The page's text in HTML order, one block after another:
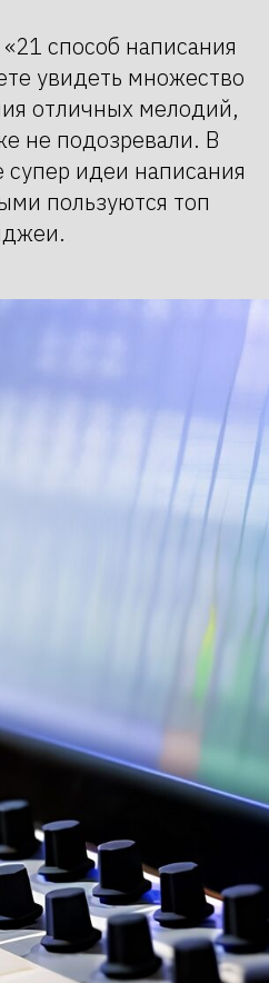
способ написания
увидеть множество
отличных мелодий,
не подозревали. В
супер идеи написания
пользуются топ